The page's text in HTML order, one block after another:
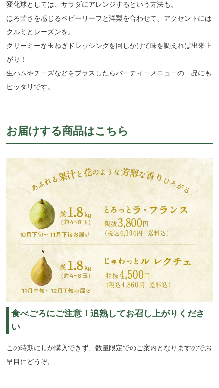
変化球としては、サラダにアレンジするという方法も。
ほろ苦さを感じるベビーリーフと洋梨を合わせて、アクセントには
クルミとレーズンを。
クリーミーな玉ねぎドレッシングを回しかけて味を調えれば出来上
がり！
生ハムやチーズなどをプラスしたらパーティーメニューの一品にも
ピッタリです。
お届けする商品はこちら
食べごろにご注意！追熟してお召し上がりくださ
い
この時期にしか購入できず、数量限定でのご案内となりますのでお
早目にどうぞ。